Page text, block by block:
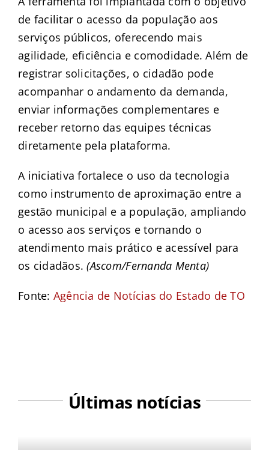
de facilitar o acesso da população aos
serviços públicos, oferecendo mais
agilidade, eficiência e comodidade. Além de
registrar solicitações, o cidadão pode
acompanhar o andamento da demanda,
enviar informações complementares e
receber retorno das equipes técnicas
diretamente pela plataforma.
A iniciativa fortalece o uso da tecnologia
como instrumento de aproximação entre a
gestão municipal e a população, ampliando
o acesso aos serviços e tornando o
atendimento mais prático e acessível para
os cidadãos. (Ascom/Fernanda Menta)
Fonte: Agência de Notícias do Estado de TO
Últimas notícias